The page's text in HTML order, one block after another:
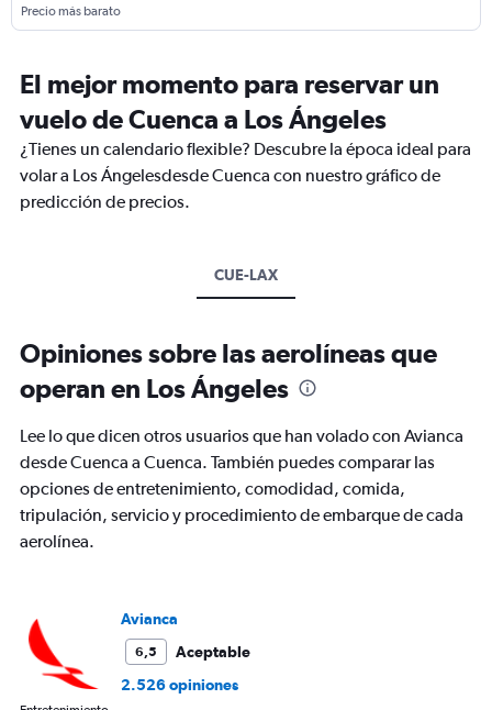
Precio más barato
El mejor momento para reservar un
vuelo de Cuenca a Los Ángeles
¿Tienes un calendario flexible? Descubre la época ideal para
volar a Los Ángelesdesde Cuenca con nuestro gráfico de
predicción de precios.
CUE-LAX
Opiniones sobre las aerolíneas que
operan en Los Ángeles
Lee lo que dicen otros usuarios que han volado con Avianca
desde Cuenca a Cuenca. También puedes comparar las
opciones de entretenimiento, comodidad, comida,
tripulación, servicio y procedimiento de embarque de cada
aerolínea.
Avianca
6,5
Aceptable
2.526 opiniones